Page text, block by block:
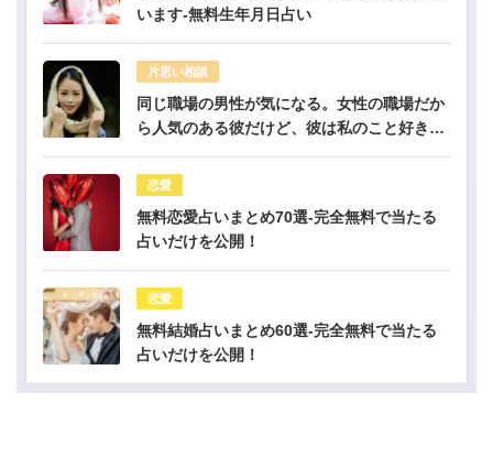
います-無料生年月日占い
片思い相談
同じ職場の男性が気になる。女性の職場だか
ら人気のある彼だけど、彼は私のこと好き？-
恋愛
無料恋愛占いまとめ70選-完全無料で当たる
占いだけを公開！
恋愛
無料結婚占いまとめ60選-完全無料で当たる
占いだけを公開！